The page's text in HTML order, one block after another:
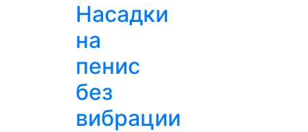
Насадки
на
пенис
без
вибрации